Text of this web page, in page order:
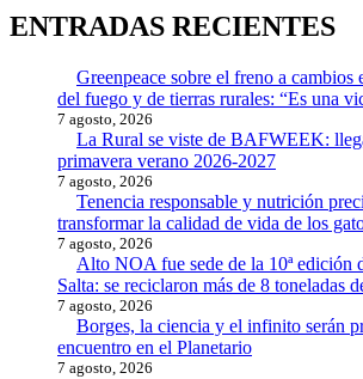
ENTRADAS RECIENTES
Greenpeace sobre el freno a cambios
del fuego y de tierras rurales: “Es una
7 agosto, 2026
La Rural se viste de BAFWEEK:
primavera verano 2026-2027
7 agosto, 2026
Tenencia responsable y nutrición
transformar la calidad de vida de los
7 agosto, 2026
Alto NOA fue sede de la 10ª edición
Salta: se reciclaron más de 8 toneladas
7 agosto, 2026
Borges, la ciencia y el infinito serán
encuentro en el Planetario
7 agosto, 2026